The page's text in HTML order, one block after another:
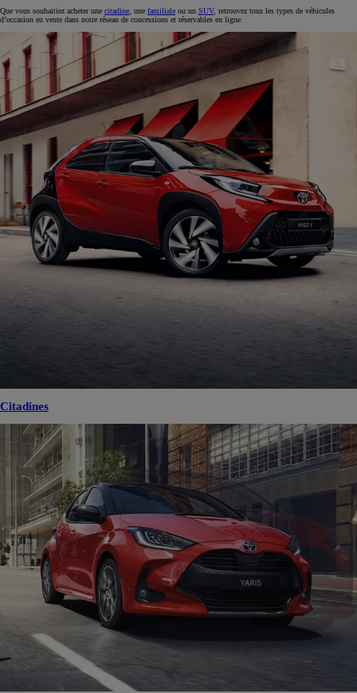
Que vous souhaitiez acheter une citadine , une familiale ou un SUV, retrouvez tous les types de véhicules
d’occasion en vente dans notre réseau de concessions et réservables en ligne.
Citadines